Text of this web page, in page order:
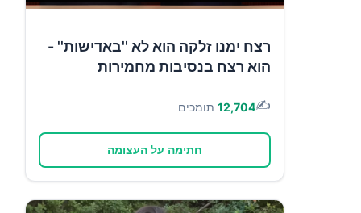
רצח ימנו זלקה הוא לא ''באדישות'' -
הוא רצח בנסיבות מחמירות
✍️
12,704 תומכים
חתימה על העצומה